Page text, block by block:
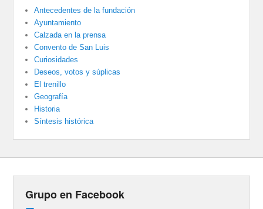
Antecedentes de la fundación
Ayuntamiento
Calzada en la prensa
Convento de San Luis
Curiosidades
Deseos, votos y súplicas
El trenillo
Geografía
Historia
Síntesis histórica
Grupo en Facebook